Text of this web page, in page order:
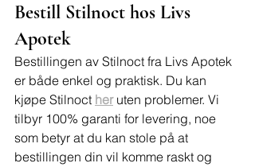
Bestill Stilnoct hos Livs
Apotek
Bestillingen av Stilnoct fra Livs Apotek
er både enkel og praktisk. Du kan
kjøpe Stilnoct her uten problemer. Vi
tilbyr 100% garanti for levering, noe
som betyr at du kan stole på at
bestillingen din vil komme raskt og